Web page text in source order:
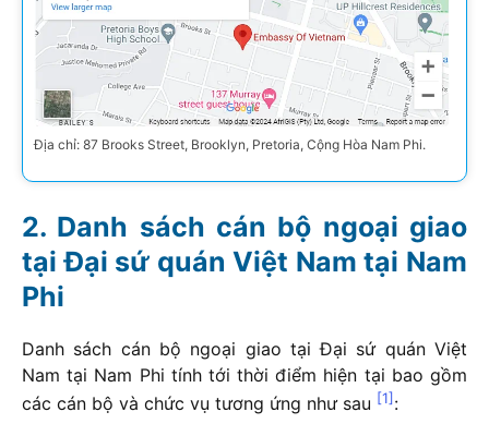
Địa chỉ: 87 Brooks Street, Brooklyn, Pretoria, Cộng Hòa Nam Phi.
Danh sách cán bộ ngoại giao
tại Đại sứ quán Việt Nam tại Nam
Phi
Danh sách cán bộ ngoại giao tại Đại sứ quán Việt
Nam tại Nam Phi tính tới thời điểm hiện tại bao gồm
các cán bộ và chức vụ tương ứng như sau [1]: